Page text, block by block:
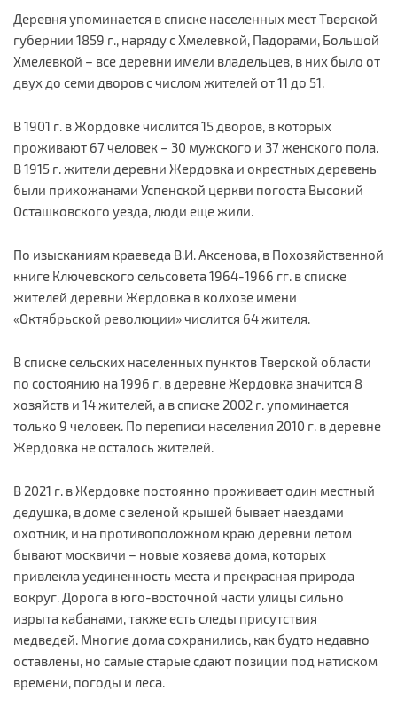
Деревня упоминается в списке населенных мест Тверской
губернии 1859 г., наряду с Хмелевкой, Падорами, Большой
Хмелевкой – все деревни имели владельцев, в них было от
двух до семи дворов с числом жителей от 11 до 51.
В 1901 г. в Жордовке числится 15 дворов, в которых
проживают 67 человек – 30 мужского и 37 женского пола.
В 1915 г. жители деревни Жердовка и окрестных деревень
были прихожанами Успенской церкви погоста Высокий
Осташковского уезда, люди еще жили.
По изысканиям краеведа В.И. Аксенова, в Похозяйственной
книге Ключевского сельсовета 1964-1966 гг. в списке
жителей деревни Жердовка в колхозе имени
«Октябрьской революции» числится 64 жителя.
В списке сельских населенных пунктов Тверской области
по состоянию на 1996 г. в деревне Жердовка значится 8
хозяйств и 14 жителей, а в списке 2002 г. упоминается
только 9 человек. По переписи населения 2010 г. в деревне
Жердовка не осталось жителей.
В 2021 г. в Жердовке постоянно проживает один местный
дедушка, в доме с зеленой крышей бывает наездами
охотник, и на противоположном краю деревни летом
бывают москвичи – новые хозяева дома, которых
привлекла уединенность места и прекрасная природа
вокруг. Дорога в юго-восточной части улицы сильно
изрыта кабанами, также есть следы присутствия
медведей. Многие дома сохранились, как будто недавно
оставлены, но самые старые сдают позиции под натиском
времени, погоды и леса.